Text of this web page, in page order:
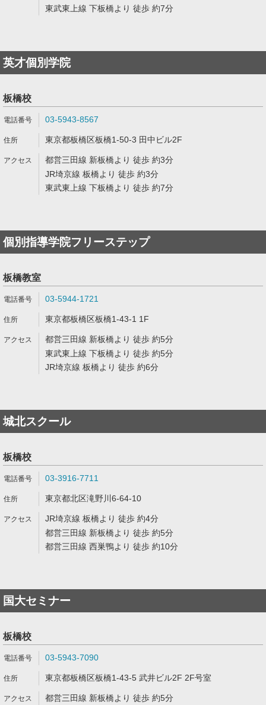
東武東上線 下板橋より 徒歩 約7分
英才個別学院
板橋校
03-5943-8567
東京都板橋区板橋1-50-3 田中ビル2F
都営三田線 新板橋より 徒歩 約3分
JR埼京線 板橋より 徒歩 約3分
東武東上線 下板橋より 徒歩 約7分
個別指導学院フリーステップ
板橋教室
03-5944-1721
東京都板橋区板橋1-43-1 1F
都営三田線 新板橋より 徒歩 約5分
東武東上線 下板橋より 徒歩 約5分
JR埼京線 板橋より 徒歩 約6分
城北スクール
板橋校
03-3916-7711
東京都北区滝野川6-64-10
JR埼京線 板橋より 徒歩 約4分
都営三田線 新板橋より 徒歩 約5分
都営三田線 西巣鴨より 徒歩 約10分
国大セミナー
板橋校
03-5943-7090
東京都板橋区板橋1-43-5 武井ビル2F 2F号室
都営三田線 新板橋より 徒歩 約5分